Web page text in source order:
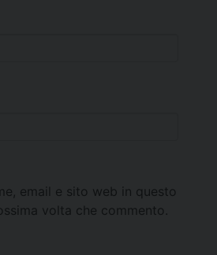
email e sito web in questo
volta che commento.